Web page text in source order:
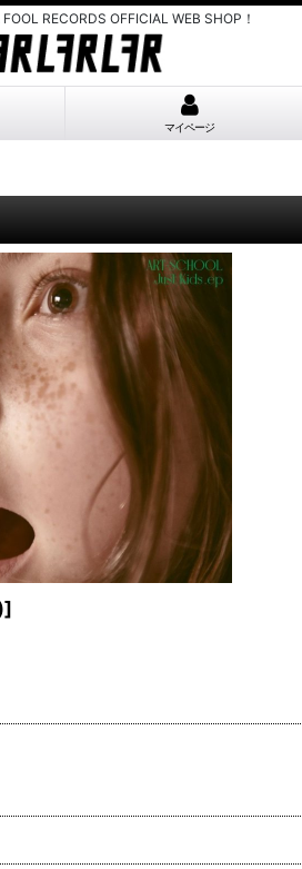
RECORDS OFFICIAL WEB SHOP！
マイページ
]